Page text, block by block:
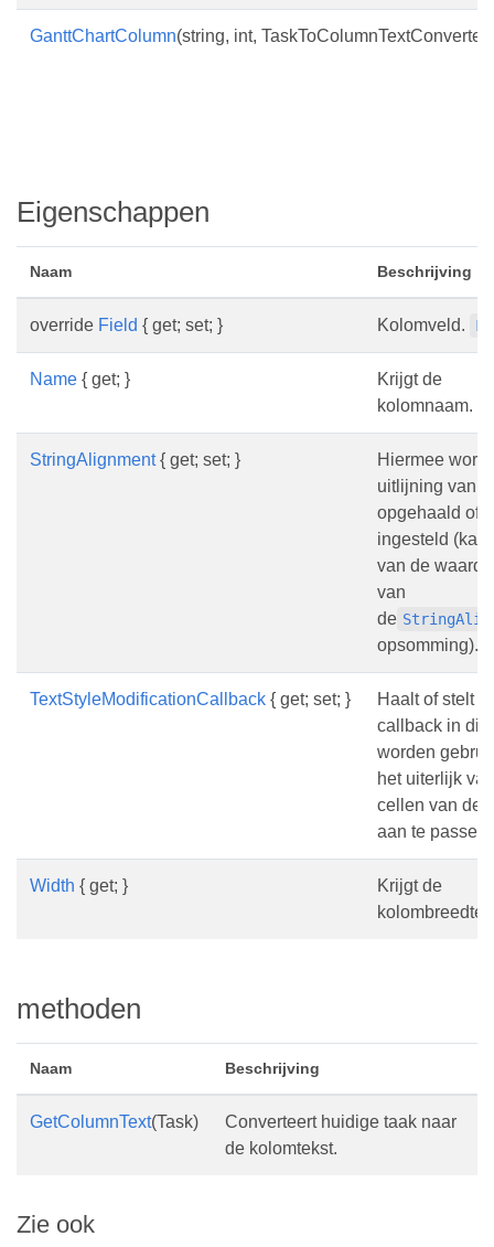
GanttChartColumn(string, int,
Eigenschappen
Naam Beschrijving
override Field { get; set; } Kolomveld.
Name { get; }
Krijgt de
kolomnaam.
StringAlignment{ get; set; }
Hiermee
uitlijning van
opgehaald of
ingesteld (kan
van de
van
de
opsomming).
TextStyleModificationCallback { get; set; }
Haalt of stelt
callback in die
worden
het uiterlijk
cellen van de
aan te passen.
Width { get; }
Krijgt de
kolombreedte.
methoden
Naam Beschrijving
GetColumnText(Task)
Converteert huidige taak naar
de kolomtekst.
Zie ook